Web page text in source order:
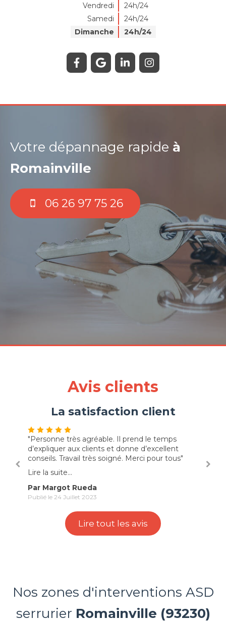
Vendredi
24h/24
Samedi
24h/24
Dimanche
24h/24
Votre dépannage rapide à
Romainville
06 26 97 75 26
Avis clients
La satisfaction client
"Personne très agréable. Il prend le temps
d’expliquer aux clients et donne d’excellent
conseils. Travail très soigné. Merci pour tous"
Lire la suite...
Par Margot Rueda
Publié le 24 Juillet 2023
Lire
Lire tout les avis
Nos zones d'interventions ASD
serrurier Romainville (93230)